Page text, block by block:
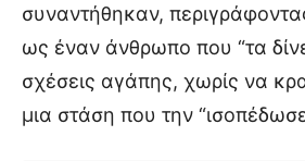
συναντήθηκαν,
ως έναν άνθρωπο που “τα
σχέσεις αγάπης, χωρίς να
μια στάση που την